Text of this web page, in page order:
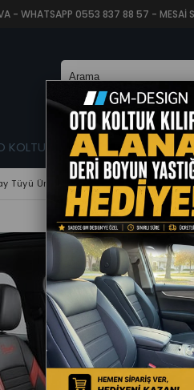
- WHATSAPP 0553 837 88 57 - MESAİ
KOLTUK KILIFI TİCARİ OTO
Tüyü Üniversal Kırmızı Oto Koltuk Kılıfı
Gm Design
Formentor
Satın